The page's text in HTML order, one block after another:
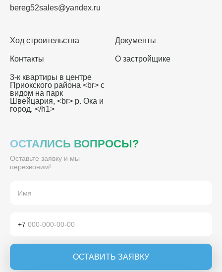
bereg52sales@yandex.ru
Ход строительства Документы
Контакты О застройщике
3-к квартиры в центре
Приокского района <br> с
видом на парк
Швейцария, <br> р. Ока и
город. </h1>
ОСТАЛИСЬ ВОПРОСЫ?
Оставьте заявку и мы
перезвоним!
+7 000-000-00-00
ОСТАВИТЬ ЗАЯВКУ